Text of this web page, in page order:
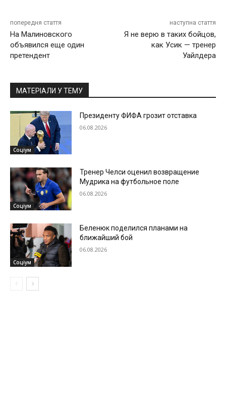
попередня стаття
На Малиновского
объявился еще один
претендент
наступна стаття
Я не верю в таких бойцов,
как Усик — тренер
Уайлдера
МАТЕРІАЛИ У ТЕМУ
Соціум
Президенту ФИФА грозит отставка
06.08.2026
Соціум
Тренер Челси оценил возвращение
Мудрика на футбольное поле
06.08.2026
Соціум
Беленюк поделился планами на
ближайший бой
06.08.2026